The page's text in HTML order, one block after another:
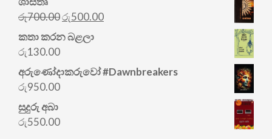
රු700.00Original
price
was:
රු500.00Current
කතා කරන බළලා
රු130.00
අරු‍ණෝදාකරුවෝ #Dawnbreakers
රු950.00
සුදුරු අබා
රු550.00